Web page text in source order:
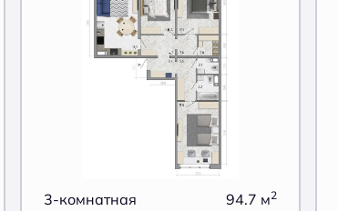
3-комнатная 94.7 м2